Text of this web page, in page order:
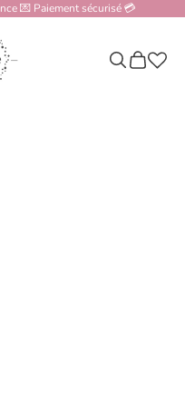
💌 Paiement sécurisé 💳
Recherche
Panier